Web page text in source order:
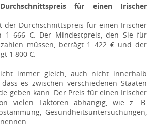
für einen Irischer
der Durchschnittspreis für einen Irischer
1 666 €. Der Mindestpreis, den Sie für
müssen, beträgt 1 422 € und der
1 800 €.
immer gleich, auch nicht innerhalb
es zwischen verschiedenen Staaten
geben kann. Der Preis für einen Irischer
vielen Faktoren abhängig, wie z. B.
Gesundheitsuntersuchungen,